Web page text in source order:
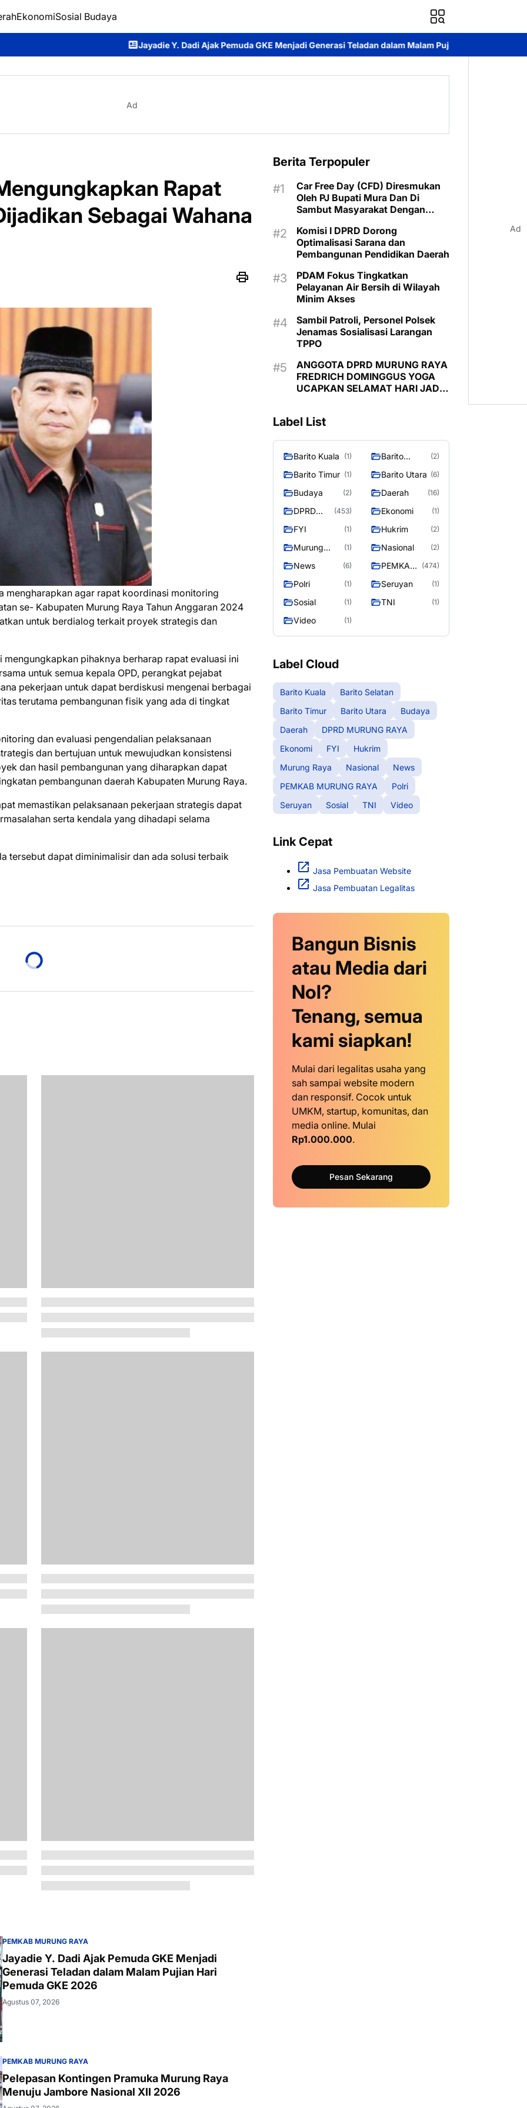
EkonomiSosial Budaya
Jayadie Y. Dadi Ajak Pemuda GKE Menjadi Generasi Teladan dalam Malam Pujian Hari Pemuda GKE 2026
Ad
Rapat
Sebagai Wahana
mengharapkan agar rapat koordinasi monitoring
se- Kabupaten Murung Raya Tahun Anggaran 2024
untuk berdialog terkait proyek strategis dan
mengungkapkan pihaknya berharap rapat evaluasi ini
untuk semua kepala OPD, perangkat pejabat
pekerjaan untuk dapat berdiskusi mengenai berbagai
terutama pembangunan fisik yang ada di tingkat
dan evaluasi pengendalian pelaksanaan
dan bertujuan untuk mewujudkan konsistensi
dan hasil pembangunan yang diharapkan dapat
pembangunan daerah Kabupaten Murung Raya.
memastikan pelaksanaan pekerjaan strategis dapat
serta kendala yang dihadapi selama
tersebut dapat diminimalisir dan ada solusi terbaik
PEMKAB MURUNG RAYA
Jayadie Y. Dadi Ajak Pemuda GKE Menjadi
Generasi Teladan dalam Malam Pujian Hari
Pemuda GKE 2026
Agustus 07, 2026
PEMKAB MURUNG RAYA
Pelepasan Kontingen Pramuka Murung Raya
Menuju Jambore Nasional XII 2026
Berita Terpopuler
Car Free Day (CFD) Diresmukan
Oleh PJ Bupati Mura Dan Di
Sambut Masyarakat Dengan
Komisi I DPRD Dorong
Optimalisasi Sarana dan
Pembangunan Pendidikan Daerah
PDAM Fokus Tingkatkan
Pelayanan Air Bersih di Wilayah
Minim Akses
Sambil Patroli, Personel Polsek
Jenamas Sosialisasi Larangan
TPPO
ANGGOTA DPRD MURUNG RAYA
FREDRICH DOMINGGUS YOGA
UCAPKAN SELAMAT HARI JADI
Label List
Barito Kuala (1)
Barito
(2)
Barito Timur (1) Barito Utara (6)
Budaya (2) Daerah (16)
DPRD
RAYA
(453) Ekonomi (1)
FYI (1) Hukrim (2)
Murung
(1) Nasional (2)
News (6)
PEMKAB
RAYA
(474)
Polri (1) Seruyan (1)
Sosial (1) TNI (1)
Video (1)
Label Cloud
Barito Kuala
Barito Selatan
Barito Timur
Barito Utara
Budaya
Daerah
DPRD MURUNG RAYA
Ekonomi
FYI
Hukrim
Murung Raya
Nasional
News
PEMKAB MURUNG RAYA
Polri
Seruyan
Sosial TNI Video
Link Cepat
Jasa Pembuatan Website
Jasa Pembuatan Legalitas
Bangun Bisnis
atau Media dari
Nol?
Tenang, semua
kami siapkan!
Mulai dari legalitas usaha yang
sah sampai website modern
dan responsif. Cocok untuk
UMKM, startup, komunitas, dan
media online. Mulai
Rp1.000.000.
Pesan Sekarang
Ad